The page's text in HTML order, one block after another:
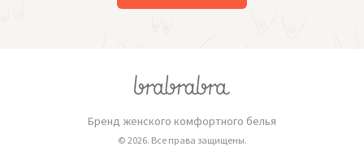
Бренд женского комфортного белья
© 2026. Все права защищены.